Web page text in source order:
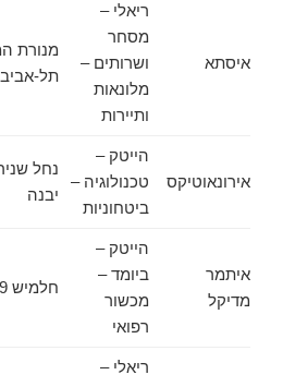
איסתא
ריאלי –
מסחר
ושרותים –
מלונאות
ותיירות
תל-אביב
אירונאוטיקס
הייטק –
טכנולוגיה –
ביטחוניות
יבנה
איתמר
מדיקל
הייטק –
ביומד –
מכשור
רפואי
חלמיש 9, קיסריה
ריאלי –